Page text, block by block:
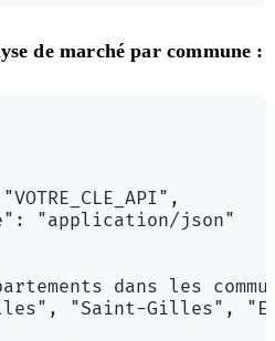
de marché par commune :
"application/json"
dans les
"Saint-Gilles",